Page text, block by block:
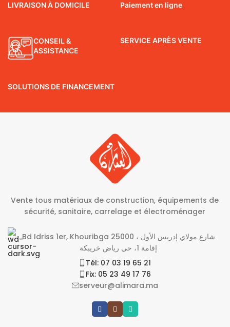
LIVRAISON À DOMICILE Paiement en ligne
CONSEIL &
ASSISTANCE
SERVICE APRÈS VENTE
SOLUTIONS DE FINANCEMENT
Vente tous matériaux de construction, équipements de
sécurité, sanitaire, carrelage et électroménager
Bd Idriss 1er, Khouribga 25000 شارع مولاي إدريس الأول ،
إقامة 1، حي رياض خريبكة
Tél: 07 03 19 65 21
Fix: 05 23 49 17 76
serveur@alimara.ma